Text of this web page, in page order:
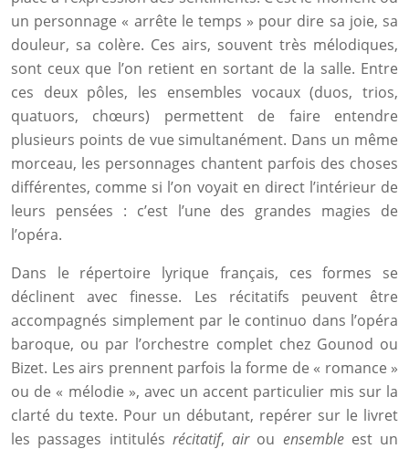
un personnage « arrête le temps » pour dire sa joie, sa
douleur, sa colère. Ces airs, souvent très mélodiques,
sont ceux que l’on retient en sortant de la salle. Entre
ces deux pôles, les ensembles vocaux (duos, trios,
quatuors, chœurs) permettent de faire entendre
plusieurs points de vue simultanément. Dans un même
morceau, les personnages chantent parfois des choses
différentes, comme si l’on voyait en direct l’intérieur de
leurs pensées : c’est l’une des grandes magies de
l’opéra.
Dans le répertoire lyrique français, ces formes se
déclinent avec finesse. Les récitatifs peuvent être
accompagnés simplement par le continuo dans l’opéra
baroque, ou par l’orchestre complet chez Gounod ou
Bizet. Les airs prennent parfois la forme de « romance »
ou de « mélodie », avec un accent particulier mis sur la
clarté du texte. Pour un débutant, repérer sur le livret
les passages intitulés récitatif, airou ensembleest un